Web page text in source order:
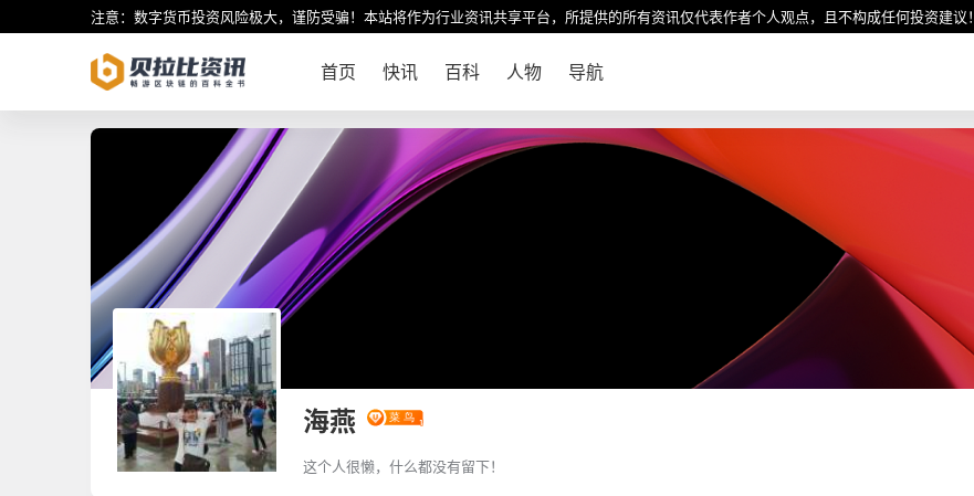
注意：数字货币投资风险极大，谨防受骗！本站将作为行业资讯共享平台，所提供的所有资讯仅代表作者个人观点，且不构成任何投资建议！
首页 快讯 百科 人物 导航
海燕
这个人很懒，什么都没有留下！